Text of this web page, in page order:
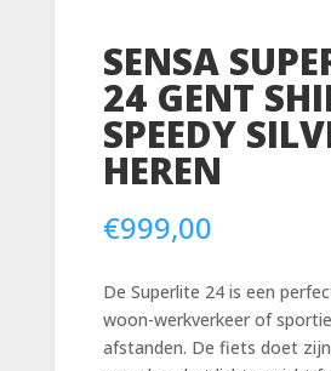
SENSA
24 GENT
SPEEDY
HEREN
€999,00
De Superlite 24 is een
woon-werkverkeer of
afstanden. De fiets doet